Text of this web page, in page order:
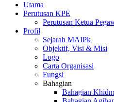
Utama
Perutusan KPE
Perutusan Ketua
Profil
Sejarah MAIPk
Objektif, Visi & Misi
Logo
Carta Organisasi
Fungsi
Bahagian
Bahagian